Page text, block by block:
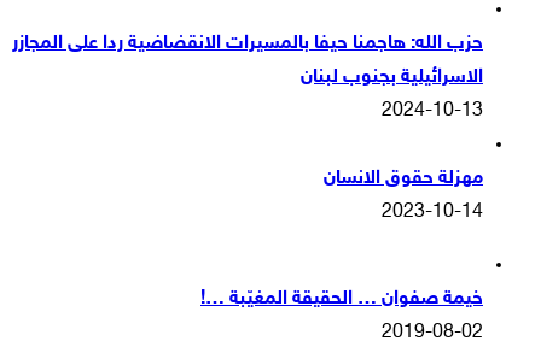
حزب الله: هاجمنا حيفا بالمسيرات الانقضاضية ردا على المجازر
الاسرائيلية بجنوب لبنان
2024-10-13
مهزلة حقوق الانسان
2023-10-14
خيمة صفوان … الحقيقة المغيّبة …!
2019-08-02